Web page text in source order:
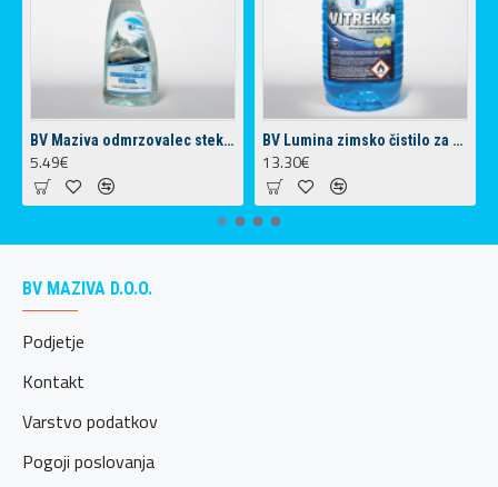
BV Maziva odmrzovalec stekel (500 ml)
5.49€
BV Lumina zimsko čistilo za vetrobransko steklo 5L -30°C
13.30€
BV MAZIVA D.O.O.
Podjetje
Kontakt
Varstvo podatkov
Pogoji poslovanja